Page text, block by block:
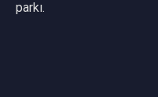
parkı.